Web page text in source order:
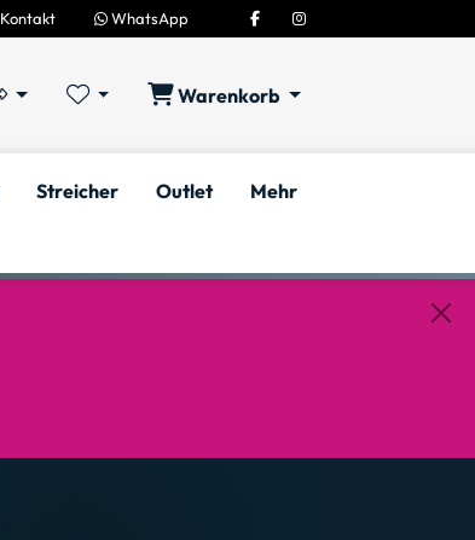
Kontakt WhatsApp
Warenkorb
Streicher Outlet Mehr